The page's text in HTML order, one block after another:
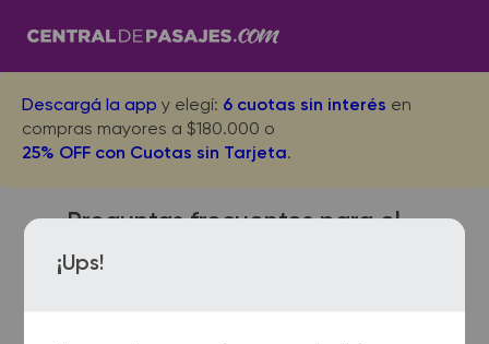
Descargá la app y elegí: 6 cuotas sin interés en
compras mayores a $180.000 o
25% OFF con Cuotas sin Tarjeta.
¡Ups!
Preguntas frecuentes para el
viaje desde Paysandu a El
Talar